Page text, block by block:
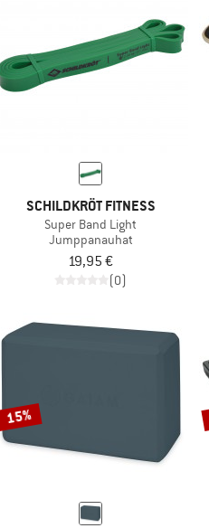
SCHILDKRÖT FITNESS
Super Band Light
Jumppanauhat
19,95 €
(0)
15%